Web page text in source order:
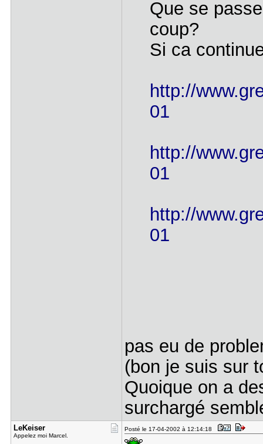
Que se
coup?
Si ca
http://
01
http://
01
http://
01
pas eu de
(bon je suis sur
Quoique on a
surchargé
LeKeiser
Appelez moi Marcel.
Posté le 17-04-2002 à 12:14:18